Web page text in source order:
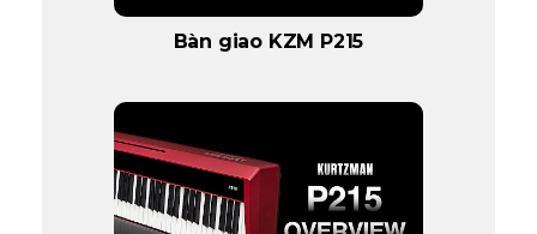
Bàn giao KZM P215